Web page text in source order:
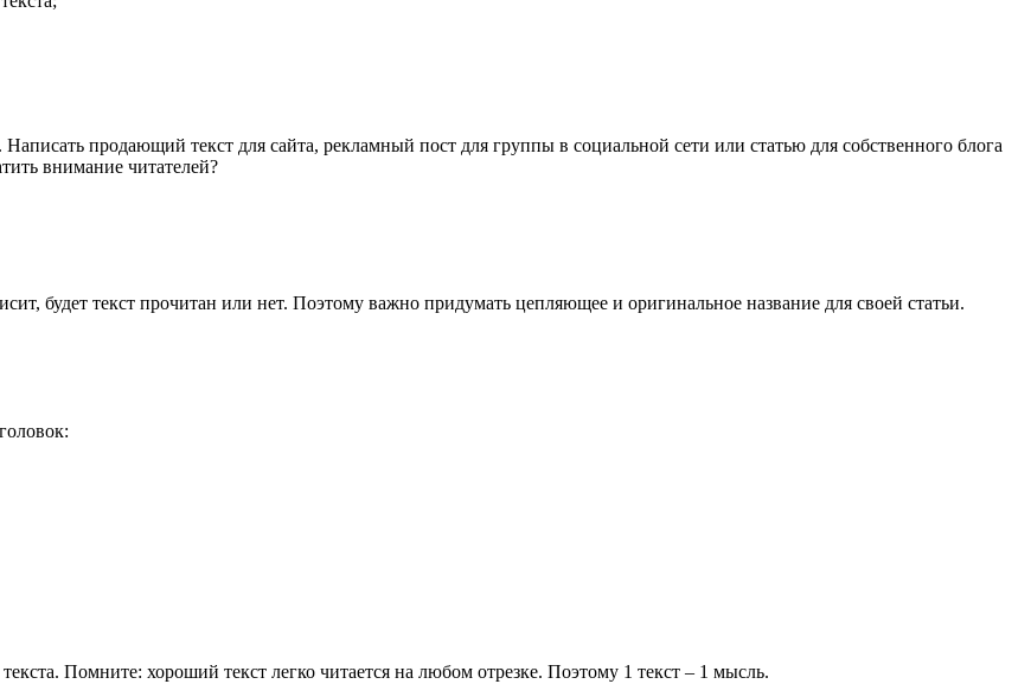
Написать продающий текст для сайта, рекламный пост для группы в социальной сети или статью для собственного блога
внимание читателей?
будет текст прочитан или нет. Поэтому важно придумать цепляющее и оригинальное название для своей статьи.
Помните: хороший текст легко читается на любом отрезке. Поэтому 1 текст – 1 мысль.